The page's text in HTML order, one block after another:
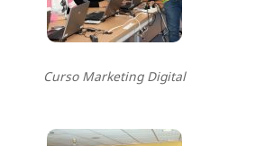
Curso Marketing Digital